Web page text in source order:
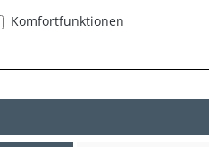
Komfortfunktionen